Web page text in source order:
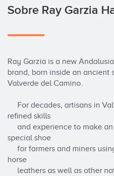
Sobre Ray Garzia
Ray Garzia is a new
brand, born inside an ancient
Valverde del Camino.
refined skills
special shoe
horse
leathers as well as